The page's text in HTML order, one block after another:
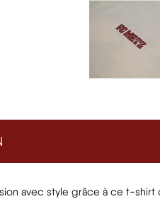
avec style grâce à ce t-shirt